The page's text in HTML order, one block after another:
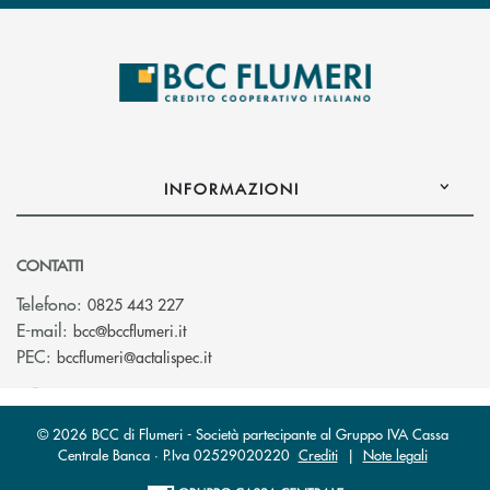
INFORMAZIONI
CONTATTI
Telefono: 0825 443 227
E-mail: bcc@bccflumeri.it(si apre l’app di posta elettronica)
PEC: bccflumeri@actalispec.it(si apre l’app di posta elettronica)
© 2026 BCC di Flumeri - Società partecipante al Gruppo IVA Cassa
Centrale Banca · P.Iva 02529020220 Crediti| Note legali